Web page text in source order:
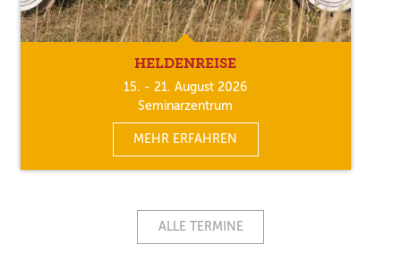
HELDENREISE
15. - 21. August 2026
Seminarzentrum
MEHR ERFAHREN
ALLE TERMINE